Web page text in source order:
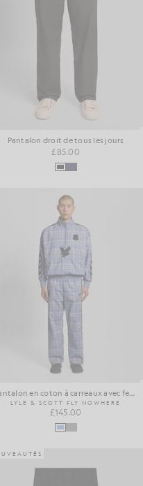
Pantalon droit de tous les jours
£85.00
Pantalon en coton à carreaux avec fermeture éclair
LYLE & SCOTT FLY NOWHERE
£145.00